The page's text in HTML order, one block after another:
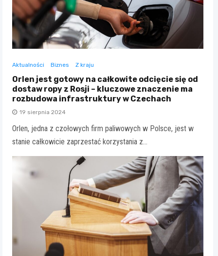
Aktualności Biznes Z kraju
Orlen jest gotowy na całkowite odcięcie się od
dostaw ropy z Rosji – kluczowe znaczenie ma
rozbudowa infrastruktury w Czechach
19 sierpnia 2024
Orlen, jedna z czołowych firm paliwowych w Polsce, jest w
stanie całkowicie zaprzestać korzystania z…